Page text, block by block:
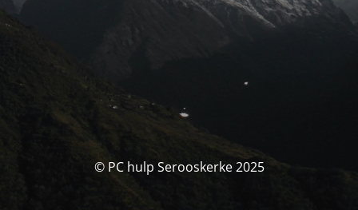
© PC hulp Serooskerke 2025